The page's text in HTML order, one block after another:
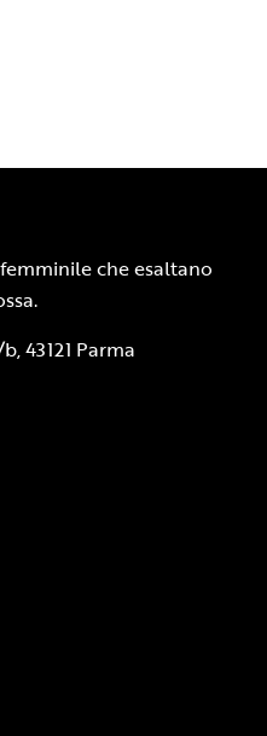
che esaltano
43121 Parma